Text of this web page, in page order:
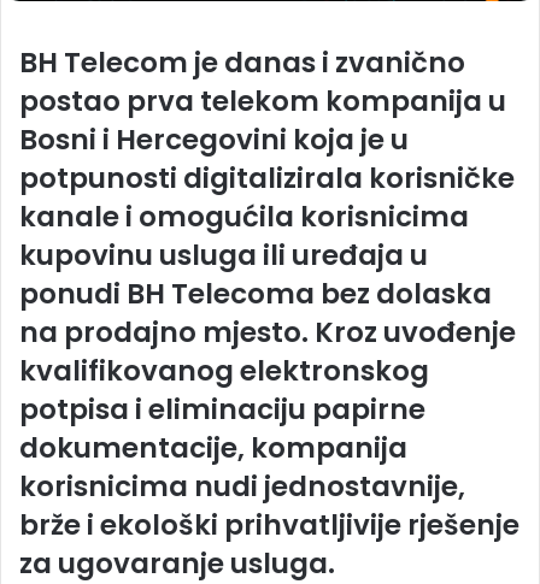
BH Telecom je danas i zvanično
postao prva telekom kompanija u
Bosni i Hercegovini koja je u
potpunosti digitalizirala korisničke
kanale i omogućila korisnicima
kupovinu usluga ili uređaja u
ponudi BH Telecoma bez dolaska
na prodajno mjesto. Kroz uvođenje
kvalifikovanog elektronskog
potpisa i eliminaciju papirne
dokumentacije, kompanija
korisnicima nudi jednostavnije,
brže i ekološki prihvatljivije rješenje
za ugovaranje usluga.